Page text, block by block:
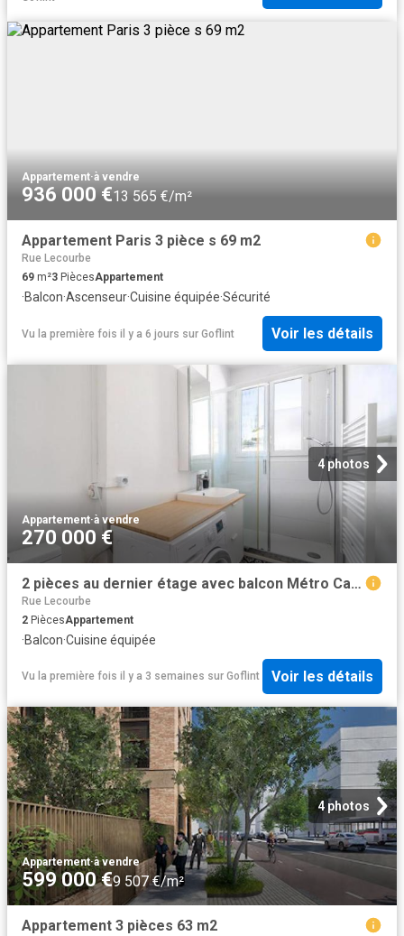
Appartement·à vendre
936 000 €13 565 €/m²
Appartement Paris 3 pièce s 69 m2
Rue Lecourbe
69 m²3 PiècesAppartement
·Balcon·Ascenseur·Cuisine équipée·Sécurité
Vu la première fois il y a 6 jours sur Goflint Voir les détails
4 photos
Appartement·à vendre
270 000 €
2 pièces au dernier étage avec balcon Métro Cambronne Ségur
Rue Lecourbe
2 PiècesAppartement
·Balcon·Cuisine équipée
Vu la première fois il y a 3 semaines sur Goflint Voir les détails
4 photos
Appartement·à vendre
599 000 €9 507 €/m²
Appartement 3 pièces 63 m2